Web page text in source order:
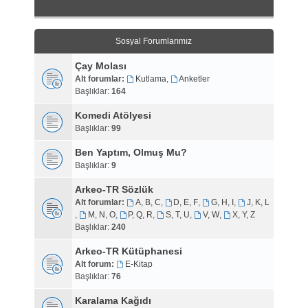
Sosyal Forumlarımız
Çay Molası
Alt forumlar: Kutlama,
Anketler
Başlıklar: 164
Komedi Atölyesi
Başlıklar: 99
Ben Yaptım, Olmuş Mu?
Başlıklar: 9
Arkeo-TR Sözlük
Alt forumlar: A, B, C, D, E, F, G, H, I ,
J, K, L
,
M, N, O, P, Q, R, S, T, U, V, W,
X, Y, Z
Başlıklar: 240
Arkeo-TR Kütüphanesi
Alt forum:
E-Kitap
Başlıklar: 76
Karalama Kağıdı